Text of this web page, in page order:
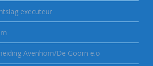
executeur
Avenhorn/De Goorn e.o